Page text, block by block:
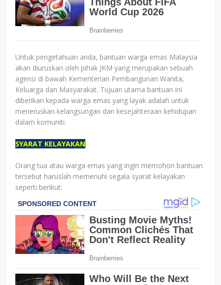
Untuk pengetahuan anda, bantuan warga emas Malaysia
akan diuruskan oleh pihak JKM yang merupakan sebuah
agensi di bawah Kementerian Pembangunan Wanita,
Keluarga dan Masyarakat. Tujuan utama bantuan ini
diberikan kepada warga emas yang layak adalah untuk
meneruskan kelangsungan dan kesejahteraan kehidupan
dalam komuniti.
SYARAT KELAYAKAN
Orang tua atau warga emas yang ingin memohon bantuan
tersebut haruslah memenuhi segala syarat kelayakan
seperti berikut: